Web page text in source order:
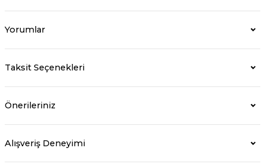
Yorumlar
Taksit Seçenekleri
Önerileriniz
Alışveriş Deneyimi